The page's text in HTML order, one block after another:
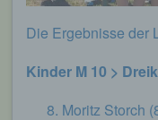
Die Ergebnisse der
Kinder M 10 >
Moritz Storch